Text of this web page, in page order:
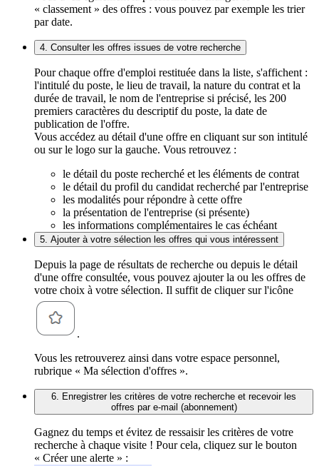
« classement » des offres : vous pouvez par exemple les trier
par date.
4. Consulter les offres issues de votre recherche
Pour chaque offre d'emploi restituée dans la liste, s'affichent :
l'intitulé du poste, le lieu de travail, la nature du contrat et la
durée de travail, le nom de l'entreprise si précisé, les 200
premiers caractères du descriptif du poste, la date de
publication de l'offre.
Vous accédez au détail d'une offre en cliquant sur son intitulé
ou sur le logo sur la gauche. Vous retrouvez :
le détail du poste recherché et les éléments de contrat
le détail du profil du candidat recherché par l'entreprise
les modalités pour répondre à cette offre
la présentation de l'entreprise (si présente)
les informations complémentaires le cas échéant
5. Ajouter à votre sélection les offres qui vous intéressent
Depuis la page de résultats de recherche ou depuis le détail
d'une offre consultée, vous pouvez ajouter la ou les offres de
votre choix à votre sélection. Il suffit de cliquer sur l'icône
.
Vous les retrouverez ainsi dans votre espace personnel,
rubrique « Ma sélection d'offres ».
6. Enregistrer les critères de votre recherche et recevoir les
offres par e-mail (abonnement)
Gagnez du temps et évitez de ressaisir les critères de votre
recherche à chaque visite ! Pour cela, cliquez sur le bouton
« Créer une alerte » :